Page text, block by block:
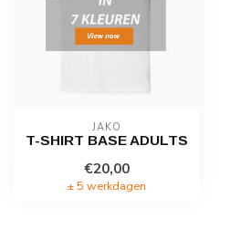
JAKO
T-SHIRT BASE ADULTS
€20,00
± 5 werkdagen